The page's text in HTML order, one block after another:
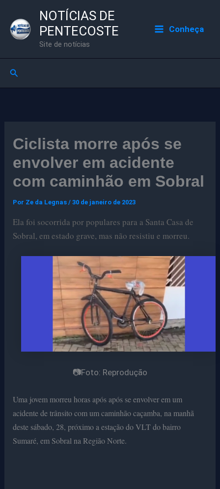
para
NOTÍCIAS DE
PENTECOSTE
Site de notícias
Conheça
Pesquisar
Ciclista morre após se
envolver em acidente
com caminhão em Sobral
Por Ze da Legnas/30 de janeiro de 2023
Ela foi socorrida por populares para a Santa Casa de
Sobral, em estado grave, mas não resistiu e morreu.
📷Foto: Reprodução
Uma jovem morreu horas após após se envolver em um
acidente de trânsito com um caminhão caçamba, na manhã
deste sábado, 28, próximo a estação do VLT do bairro
Sumaré, em Sobral na Região Norte.